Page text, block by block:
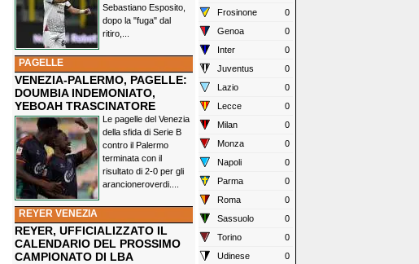
Sebastiano Esposito,
dopo la "fuga" dal
ritiro,...
PAGELLE
VENEZIA-PALERMO, PAGELLE:
DOUMBIA INDEMONIATO,
YEBOAH TRASCINATORE
Le pagelle del Venezia
della sfida di Serie B
contro il Palermo
terminata con il
risultato di 2-0 per gli
arancioneroverdi....
REYER VENEZIA
REYER, UFFICIALIZZATO IL
CALENDARIO DEL PROSSIMO
CAMPIONATO DI LBA
Frosinone
0
Genoa
0
Inter
0
Juventus
0
Lazio
0
Lecce
0
Milan
0
Monza
0
Napoli
0
Parma
0
Roma
0
Sassuolo
0
Torino
0
Udinese
0